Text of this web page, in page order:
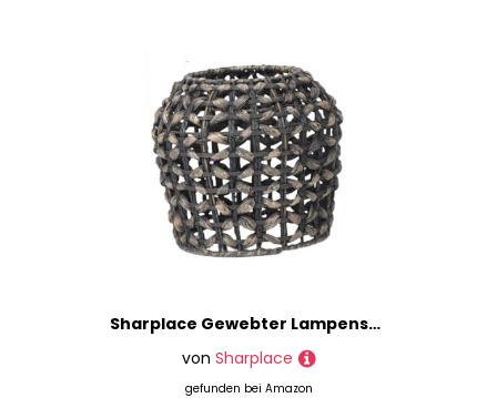
Sharplace Gewebter Lampenschirm, Deckenlampenschirm, Hängeleuchten, Deckenventilator-Lichtabdeckung, Laternenförmiger Lampenschirm für Zuhause, Restaurant, Schwarz
von Sharplace
gefunden bei Amazon